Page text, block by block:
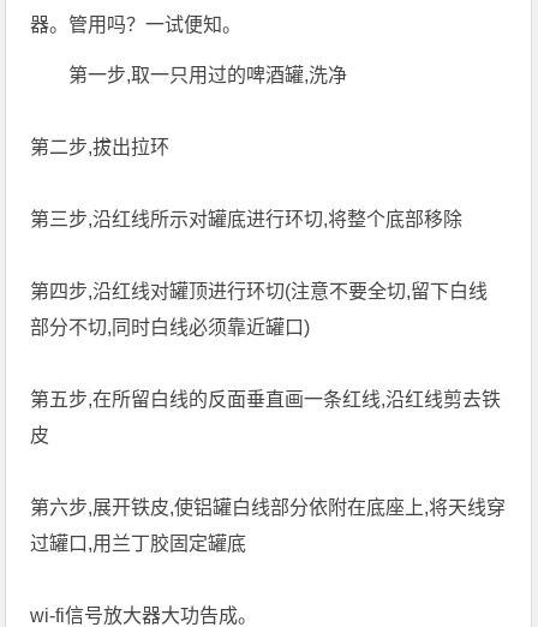
器。管用吗？一试便知。
第一步,取一只用过的啤酒罐,洗净
第二步,拔出拉环
第三步,沿红线所示对罐底进行环切,将整个底部移除
第四步,沿红线对罐顶进行环切(注意不要全切,留下白线
部分不切,同时白线必须靠近罐口)
第五步,在所留白线的反面垂直画一条红线,沿红线剪去铁
皮
第六步,展开铁皮,使铝罐白线部分依附在底座上,将天线穿
过罐口,用兰丁胶固定罐底
wi-fi信号放大器大功告成。